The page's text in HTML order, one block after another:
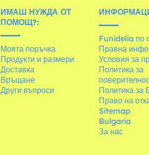
ИМАШ НУЖДА ОТ
ПОМОЩ?:
Моята поръчка
Продукти и размери
Доставка
Връщане
Други въпроси
Funidelia по
Правна
Условия за
Политика за
Политика за
Право на
Sitemap
Bulgaria
За нас